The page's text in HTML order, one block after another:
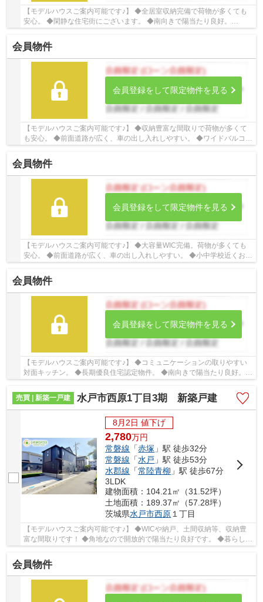
【モデルハウスご案内可能です♪】 ◆全居室収納完備で荷物が多くても
安心。 ◆閑静な住宅街にございます。 ◆南向きで陽当たり良好。
会員物件
会員登録をして限定物件を見る
【モデルハウスご案内可能です♪】 ◆収納豊富な間取りで荷物が多くて
も安心。 ◆前面道路が広く、車の出し入れしやすい。 ◆ワイドバルコニ
ーで沢山干せますね！ ☆Google口コミ240件以...
会員物件
会員登録をして限定物件を見る
【モデルハウスご案内可能です♪】 ◆大容量WIC完備。荷物が多くても
安心。 ◆前面道路が広く、車の出し入れしやすい。 ◆小中学校近くお子
様の通学も安心。 ☆Google口コミ240件以上☆お...
会員物件
会員登録をして限定物件を見る
【モデルハウスご案内可能です♪】 ◆コミュニケーションの取りやすい
対面キッチン。 ◆長期優良住宅認定物件。 ◆南向きで陽当たり良好。
☆Google口コミ240件以上☆お客様との出会いを大...
売買 | 新築一戸建
水戸市西原1丁目3期 新築戸建
8月2日 値下げ
2,780万円
常磐線 「赤塚 」駅 徒歩32分
常磐線 「水戸 」駅 徒歩53分
水郡線 「常陸青柳 」駅 徒歩67分
3LDK
建物面積：104.21㎡（31.52坪）
土地面積：189.37㎡（57.28坪）
茨城県水戸市西原 １丁目
【モデルハウスご案内可能です♪】 ◆WICや納戸、土間収納等、収納豊
富な間取りです！ ◆角地なので開放的で陽当たり良好です。 ◆暮らしや
すさに配慮した長期優良住宅取得！ ☆Google口...
会員物件